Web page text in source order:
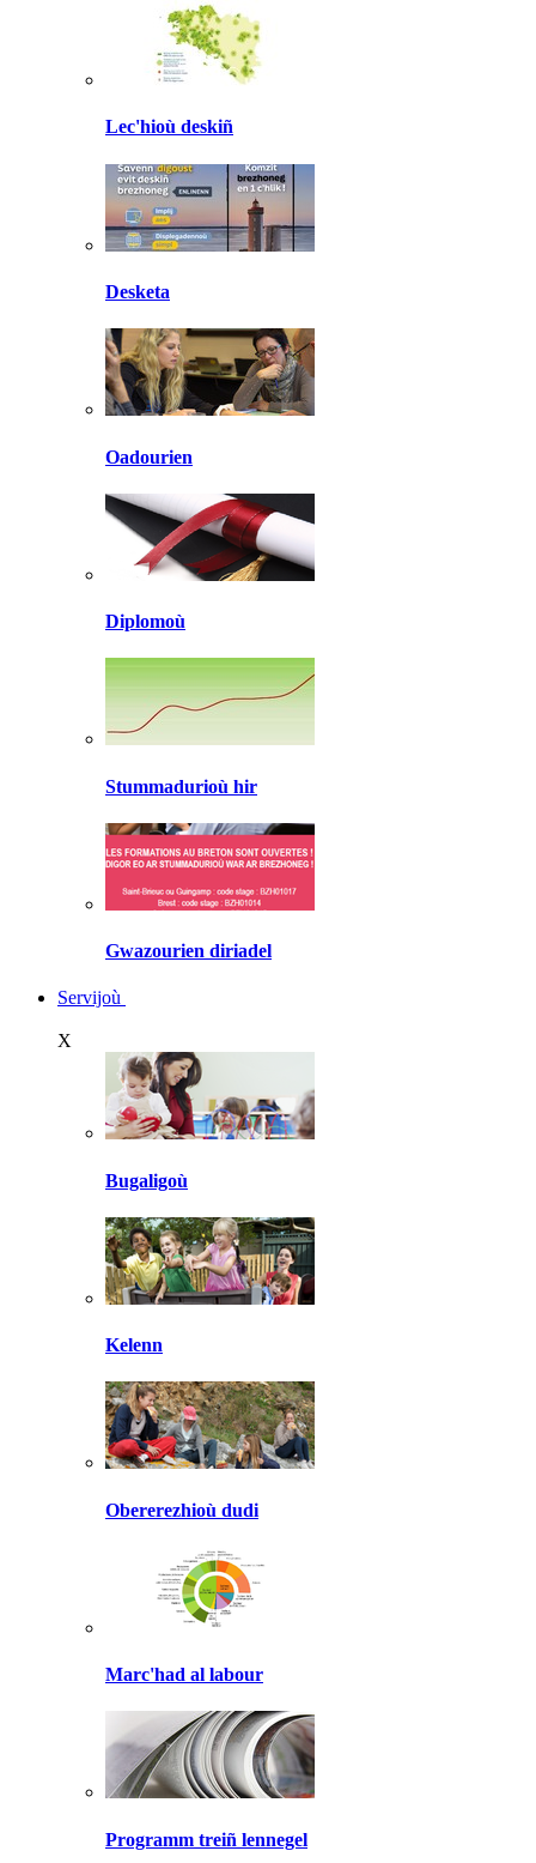
Lec'hioù deskiñ
Desketa
Oadourien
Diplomoù
Stummadurioù hir
Gwazourien diriadel
Servijoù
X
Bugaligoù
Kelenn
Obererezhioù dudi
Marc'had al labour
Programm treiñ lennegel